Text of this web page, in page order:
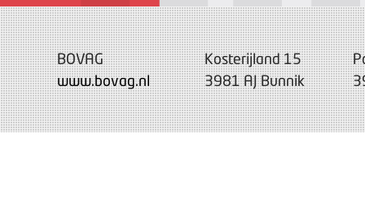
BOVAG
www.bovag.nl
Kosterijland 15
3981 AJ Bunnik